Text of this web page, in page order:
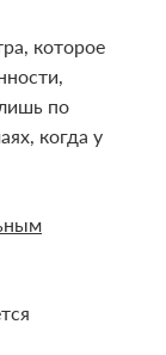
которое
по
когда у